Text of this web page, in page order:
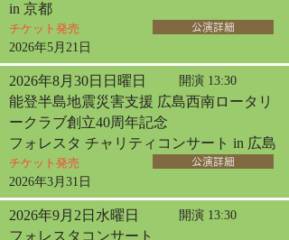
in 京都
チケット発売
2026年5月21日
公演詳細
2026年8月30日日曜日 開演 13:30
能登半島地震災害支援 広島西南ロータリ
ークラブ創立40周年記念
フォレスタ チャリティコンサート in 広島
チケット発売
2026年3月31日
公演詳細
2026年9月2日水曜日 開演 13:30
フォレスタコンサート